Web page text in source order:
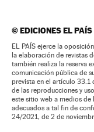
©EDICIONES EL PAÍS
EL PAÍS ejerce la
la elaboración de revistas
también realiza la reserva
comunicación pública de
prevista en el artículo 33.1
de las reproducciones y
este sitio web a medios de
adecuados a tal fin de
24/2021, de 2 de